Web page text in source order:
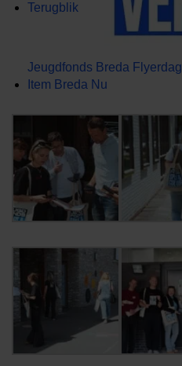
Terugblik
Jeugdfonds Breda Flyerdag
Item Breda Nu